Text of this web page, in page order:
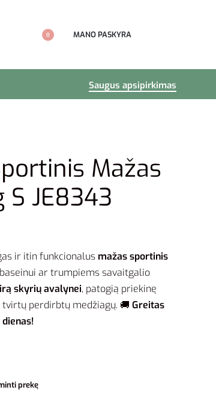
0 MANO PASKYRA
Saugus apsipirkimas
Mažas
JE8343
ir itin funkcionalus mažas sportinis
ar trumpiems savaitgalio
skyrių avalynei, patogią priekinę
perdirbtų medžiagų. 🚚 Greitas
prekę